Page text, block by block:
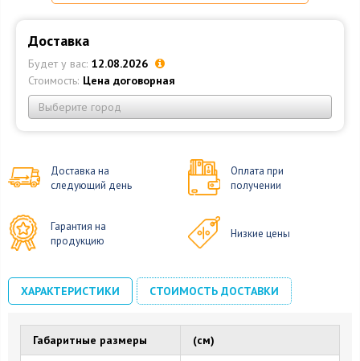
Доставка
Будет у вас: 12.08.2026
Стоимость: Цена договорная
Выберите город
Доставка на
следующий день
Оплата при
получении
Гарантия на
продукцию
Низкие цены
ХАРАКТЕРИСТИКИ СТОИМОСТЬ ДОСТАВКИ
Габаритные размеры (см)